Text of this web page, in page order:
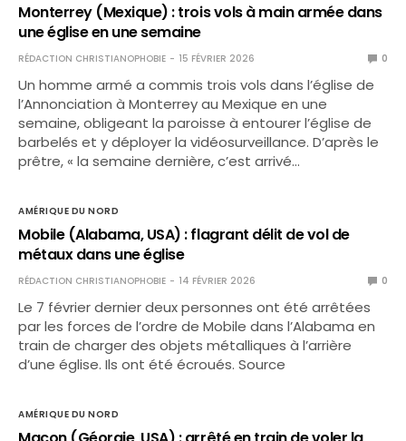
Monterrey (Mexique) : trois vols à main armée dans
une église en une semaine
RÉDACTION CHRISTIANOPHOBIE 15 FÉVRIER 2026 0
Un homme armé a commis trois vols dans l’église de
l’Annonciation à Monterrey au Mexique en une
semaine, obligeant la paroisse à entourer l’église de
barbelés et y déployer la vidéosurveillance. D’après le
prêtre, « la semaine dernière, c’est arrivé…
AMÉRIQUE DU NORD
Mobile (Alabama, USA) : flagrant délit de vol de
métaux dans une église
RÉDACTION CHRISTIANOPHOBIE 14 FÉVRIER 2026 0
Le 7 février dernier deux personnes ont été arrêtées
par les forces de l’ordre de Mobile dans l’Alabama en
train de charger des objets métalliques à l’arrière
d’une église. Ils ont été écroués. Source
AMÉRIQUE DU NORD